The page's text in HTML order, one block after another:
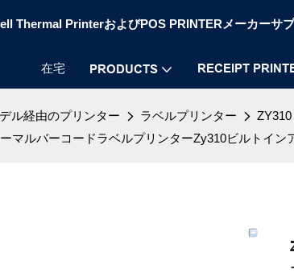
Thermal PrinterおよびPOS PRINTERメーカーサプ
在宅 PRODUCTS RECEIPT
ル経由のプリンター ラベルプリンター
ZY310
マルバーコードラベルプリンターZy310ビルトイ